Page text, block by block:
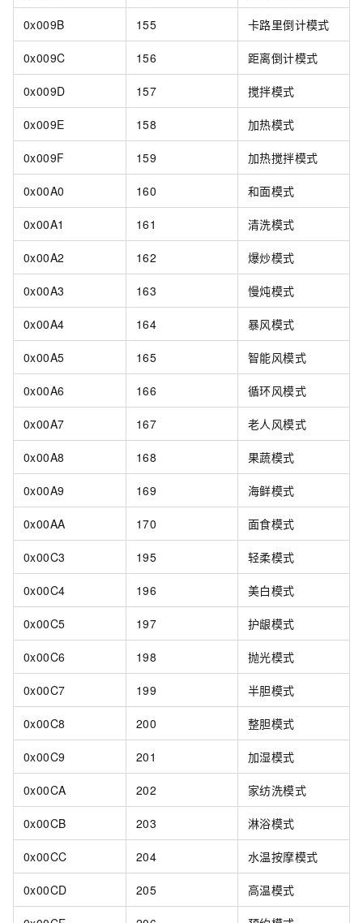
0x009B 155 卡路里倒计模式
0x009C 156 距离倒计模式
0x009D 157 搅拌模式
0x009E 158 加热模式
0x009F 159 加热搅拌模式
0x00A0 160 和面模式
0x00A1 161 清洗模式
0x00A2 162 爆炒模式
0x00A3 163 慢炖模式
0x00A4 164 暴风模式
0x00A5 165 智能风模式
0x00A6 166 循环风模式
0x00A7 167 老人风模式
0x00A8 168 果蔬模式
0x00A9 169 海鲜模式
0x00AA 170 面食模式
0x00C3 195 轻柔模式
0x00C4 196 美白模式
0x00C5 197 护龈模式
0x00C6 198 抛光模式
0x00C7 199 半胆模式
0x00C8 200 整胆模式
0x00C9 201 加湿模式
0x00CA 202 家纺洗模式
0x00CB 203 淋浴模式
0x00CC 204 水温按摩模式
0x00CD 205 高温模式